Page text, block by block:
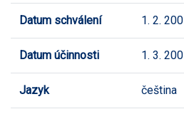
Datum schválení 1. 2.
Datum účinnosti 1. 3.
Jazyk čeština